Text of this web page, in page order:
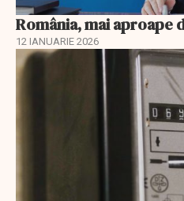
România, mai aproape
12 IANUARIE 2026
EXCLUSIV